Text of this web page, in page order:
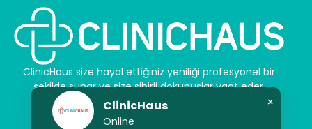
ClinicHaus size hayal ettiğiniz yeniliği profesyonel bir
şekilde sunar ve size sihirli dokunuşlar vaat eder.
Kendinize yeni bir “siz” kazandırın.
ClinicHaus
Online
×